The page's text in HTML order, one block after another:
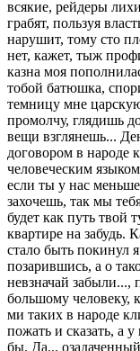
всякие, рейдеры
грабят, пользуя
нарушит, тому сто
нет, кажет, тыж
казна моя
тобой батюшка,
темницу мне
промолчу, глядишь
вещи взглянешь...
договором в народе
человеческим
если ты у нас
захочешь, так мы
будет как путь твой
квартире на забудь.
стало быть покинул
позарившись, а о
невзначай забыли...,
большому человеку,
ми таких в народе
пожать и сказать, а
бы. Да...